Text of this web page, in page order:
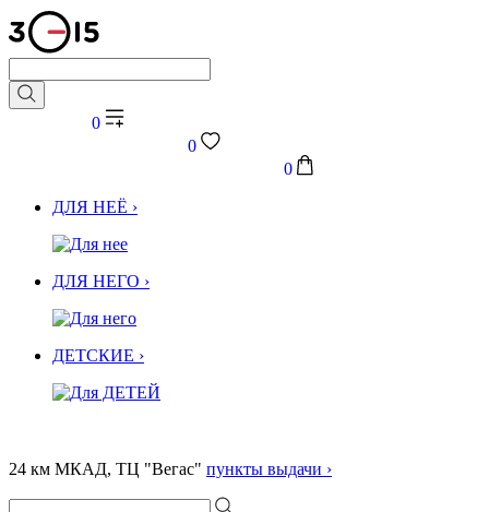
0
0
0
ДЛЯ НЕЁ ›
ДЛЯ НЕГО ›
ДЕТСКИЕ ›
24 км МКАД, ТЦ "Вегас" пункты выдачи ›